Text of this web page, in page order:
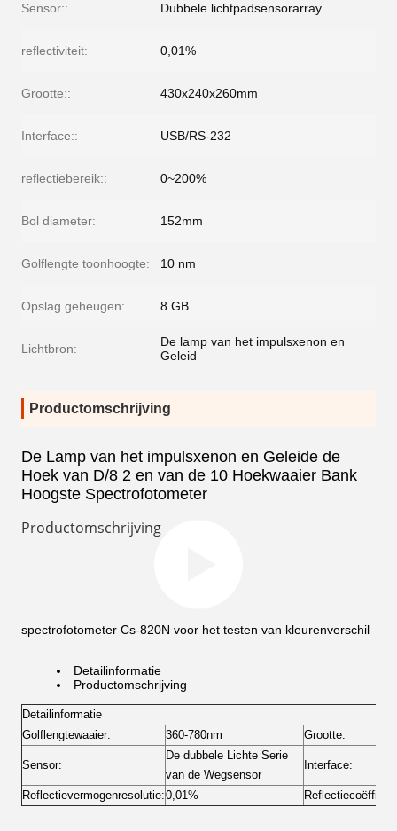
Sensor:: Dubbele lichtpadsensorarray
reflectiviteit: 0,01%
Grootte:: 430x240x260mm
Interface:: USB/RS-232
reflectiebereik:: 0~200%
Bol diameter: 152mm
Golflengte toonhoogte: 10 nm
Opslag geheugen: 8 GB
Lichtbron:
De lamp van het impulsxenon en
Geleid
Productomschrijving
De Lamp van het impulsxenon en Geleide de
Hoek van D/8 2 en van de 10 Hoekwaaier Bank
Hoogste Spectrofotometer
Productomschrijving
spectrofotometer Cs-820N voor het testen van kleurenverschil
Detailinformatie
Productomschrijving
Detailinformatie
Golflengtewaaier:
360-780nm Grootte:
Sensor:
De dubbele Lichte Serie
van de Wegsensor
Interface:
Reflectievermogenresolutie:0,01%